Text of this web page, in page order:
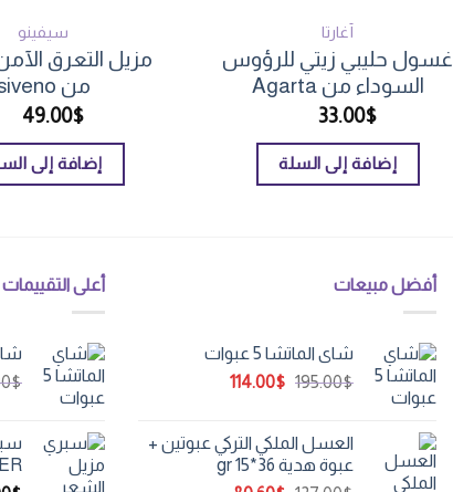
أغارتا
غسول حليبي زيتي للرؤوس
السوداء من Agarta
33.00$
إضافة إلى السلة
سيفينو
مزيل التعرق
من siveno
49.00$
إضافة إلى
أفضل مبيعات
شاي الماتشا 5 عبوات
195.00$
السعر
195.00$.
114.00$
السعر
114.00$.
العسل الملكي التركي عبوتين +
عبوة هدية 36*15 gr
أعلى التقييمات
شاي
$